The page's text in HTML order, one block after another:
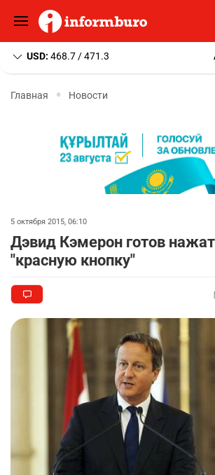
USD: 468.7 / 471.3
Главная Новости
5 октября 2015, 06:10
Дэвид Кэмерон готов
"красную кнопку"